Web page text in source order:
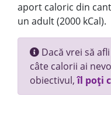
aport caloric din
un adult (2000 kCal).
Dacă vrei să
câte calorii ai
obiectivul,îl poți